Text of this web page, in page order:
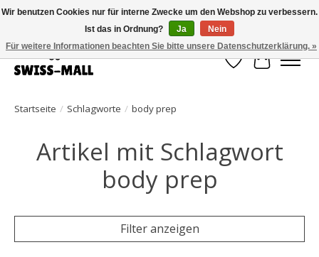
Kostenloser Versand ab CHF 250 – pünktlich und zuverlässig geliefert
Wunschzettel
Ihr
Startseite / Schlagworte / body prep
Artikel mit Schlagwort
body prep
Filter anzeigen
Wir benutzen Cookies nur für interne Zwecke um den Webshop zu verbessern.
Ist das in Ordnung?
Ja
Nein
Für weitere Informationen beachten Sie bitte unsere Datenschutzerklärung. »